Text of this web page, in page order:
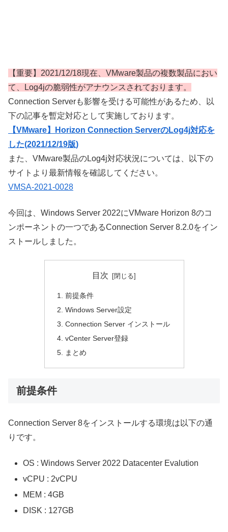
【重要】2021/12/18現在、VMware製品の複数製品におい
て、Log4jの脆弱性がアナウンスされております。
Connection Serverも影響を受ける可能性があるため、以
下の記事を暫定対応として実施しております。
【VMware】Horizon Connection ServerのLog4j対応を
した(2021/12/19版)
また、VMware製品のLog4j対応状況については、以下の
サイトより最新情報を確認してください。
VMSA-2021-0028
今回は、Windows Server 2022にVMware Horizon 8のコ
ンポーネントの一つであるConnection Server 8.2.0をイン
ストールしました。
目次
前提条件
Windows Server設定
Connection Server インストール
vCenter Server登録
まとめ
前提条件
Connection Server 8をインストールする環境は以下の通
りです。
OS : Windows Server 2022 Datacenter Evalution
vCPU : 2vCPU
MEM : 4GB
DISK : 127GB